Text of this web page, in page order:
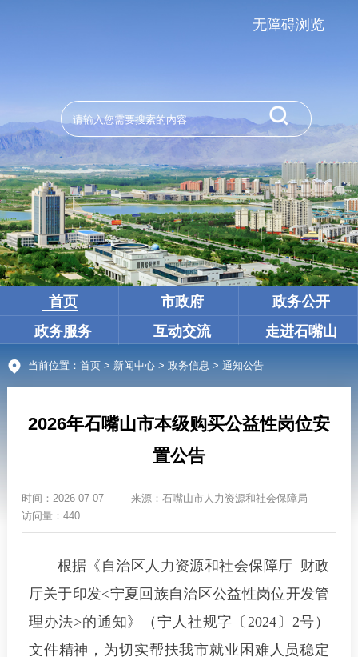
无障碍浏览
首页 市政府
政务公开
政务服务
互动交流 走进石嘴山
当前位置： 首页> 新闻中心> 政务信息 > 通知公告
2026年石嘴山市本级购买公益性岗位安
置公告
时间： 2026-07-07 来源： 石嘴山市人力资源和社会保障局
访问量：440
根据《自治区人力资源和社会保障厅 财政
厅关于印发<宁夏回族自治区公益性岗位开发管
理办法>的通知》（宁人社规字〔2024〕2号）
文件精神，为切实帮扶我市就业困难人员稳定